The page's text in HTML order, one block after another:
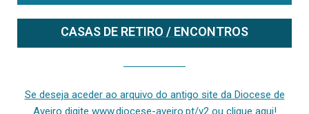
CASAS DE RETIRO / ENCONTROS
Se deseja aceder ao arquivo do antigo site da Diocese de
Aveiro digite www.diocese-aveiro.pt/v2 ou clique aqui!